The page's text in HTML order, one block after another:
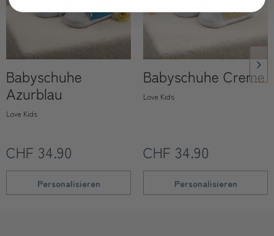
Babyschuhe
Azurblau
Love Kids
CHF 34.90
Personalisieren
Babyschuhe Creme
Love Kids
CHF 34.90
Personalisieren